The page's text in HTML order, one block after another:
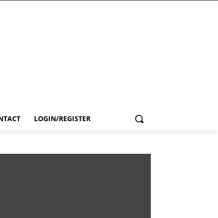
LOGIN/REGISTER